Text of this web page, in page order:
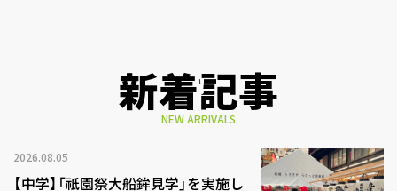
新着記事
NEW ARRIVALS
2026.08.05
【中学】「祇園祭大船鉾見学」を実施し